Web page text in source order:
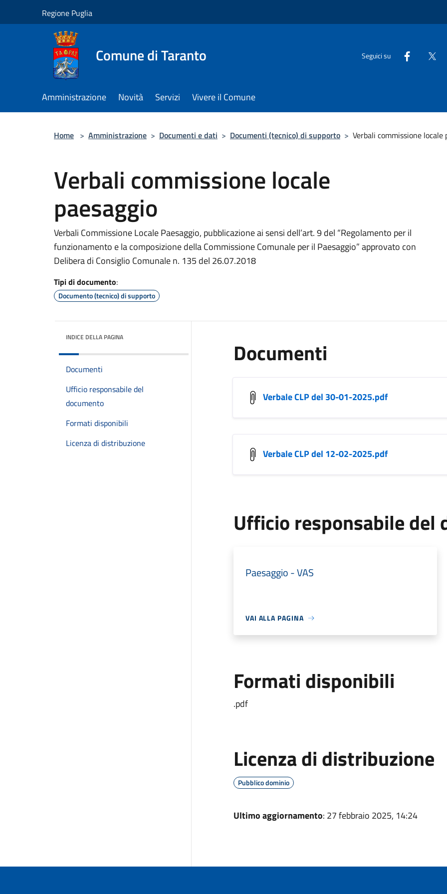
Regione Puglia
Comune di Taranto Seguici su
Amministrazione Novità Servizi Vivere il Comune
Home > Amministrazione > Documenti e dati > Documenti (tecnico) di supporto > Verbali commissione locale
Verbali commissione locale
paesaggio
Verbali Commissione Locale Paesaggio, pubblicazione ai sensi dell’art. 9 del “Regolamento per il
funzionamento e la composizione della Commissione Comunale per il Paesaggio” approvato con
Delibera di Consiglio Comunale n. 135 del 26.07.2018
Tipi di documento:
Documento (tecnico) di supporto
INDICE DELLA PAGINA
Documenti
Ufficio responsabile del
documento
Formati disponibili
Licenza di distribuzione
Documenti
Verbale CLP del 30-01-2025.pdf
Verbale CLP del 12-02-2025.pdf
Ufficio responsabile del
Paesaggio - VAS
VAI ALLA PAGINA
Formati disponibili
.pdf
Licenza di distribuzione
Pubblico dominio
Ultimo aggiornamento: 27 febbraio 2025, 14:24